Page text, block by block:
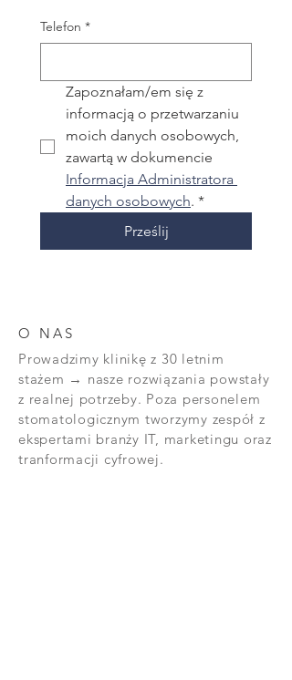
Telefon *
Zapoznałam/em się z
informacją o przetwarzaniu
moich danych osobowych,
Informacja Administratora
danych osobowych. *
Prześlij
O NAS
Prowadzimy klinikę z 30 letnim
stażem → nasze rozwiązania powstały
z realnej potrzeby. Poza personelem
stomatologicznym tworzymy zespół z
ekspertami branży IT, marketingu oraz
tranformacji cyfrowej.